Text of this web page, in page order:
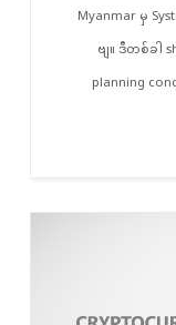
Myanmar မှ
ဗျ။ ဒီတစ်ခါ
planning